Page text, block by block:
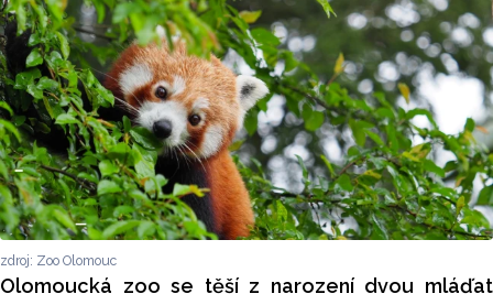
zdroj: Zoo Olomouc
Olomoucká zoo se těší z narození dvou mláďat